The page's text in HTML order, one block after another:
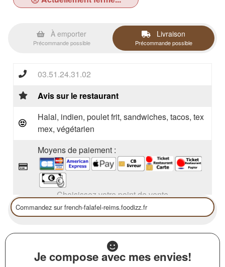
À emporter
Précommande possible
Livraison
Précommande possible
03.51.24.31.02
Avis sur le restaurant
Halal, indien, poulet frit, sandwiches, tacos, tex
mex, végétarien
Moyens de paiement :
Choisissez votre point de vente
Je compose avec mes envies!